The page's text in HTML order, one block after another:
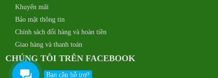
Khuyến mãi
Bảo mật thông tin
Chính sách đổi hàng và hoàn tiền
Giao hàng và thanh toán
CHÚNG TÔI TRÊN FACEBOOK
Bạn cần hỗ trợ?